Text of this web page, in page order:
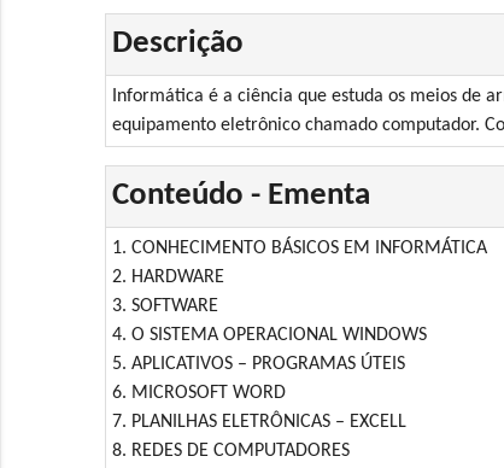
Descrição
Informática é a ciência que estuda os meios de
equipamento eletrônico chamado computador.
Conteúdo - Ementa
1. CONHECIMENTO BÁSICOS EM INFORMÁTICA
2. HARDWARE
3. SOFTWARE
4. O SISTEMA OPERACIONAL WINDOWS
5. APLICATIVOS – PROGRAMAS ÚTEIS
6. MICROSOFT WORD
7. PLANILHAS ELETRÔNICAS – EXCELL
8. REDES DE COMPUTADORES